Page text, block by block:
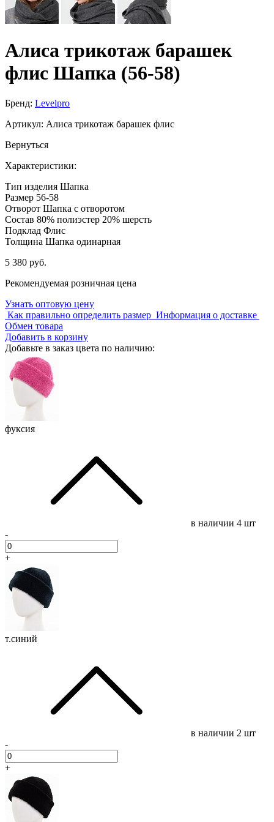
Алиса трикотаж барашек
флис Шапка (56-58)
Бренд: Levelpro
Артикул: Алиса трикотаж барашек флис
Вернуться
Характеристики:
Тип изделия Шапка
Размер 56-58
Отворот Шапка с отворотом
Состав 80% полиэстер 20% шерсть
Подклад Флис
Толщина Шапка одинарная
5 380 руб.
Рекомендуемая розничная цена
Узнать оптовую цену
Как правильно определить размер Информация о доставке
Обмен товара
Добавить в корзину
Добавьте в заказ цвета по наличию:
фуксия
в наличии 4 шт
-
+
т.синий
в наличии 2 шт
-
+